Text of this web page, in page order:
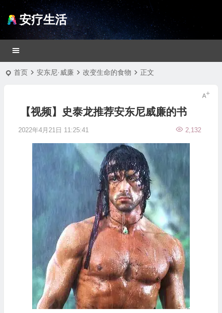
安疗生活
首页 安东尼·威廉 改变生命的食物 正文
【视频】史泰龙推荐安东尼威廉的书
2022年4月21日 11:25:41 2,132